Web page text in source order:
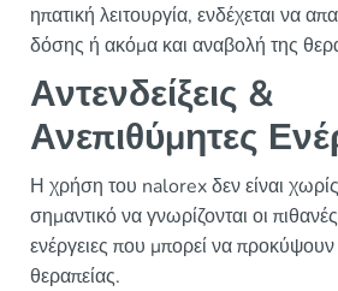
ηπατική λειτουργία, ενδέχεται να
δόσης ή ακόμα και αναβολή της
Αντενδείξεις &
Ανεπιθύμητες
Η χρήση του nalorex δεν είναι
σημαντικό να γνωρίζονται οι
ενέργειες που μπορεί να προκύψουν
θεραπείας.